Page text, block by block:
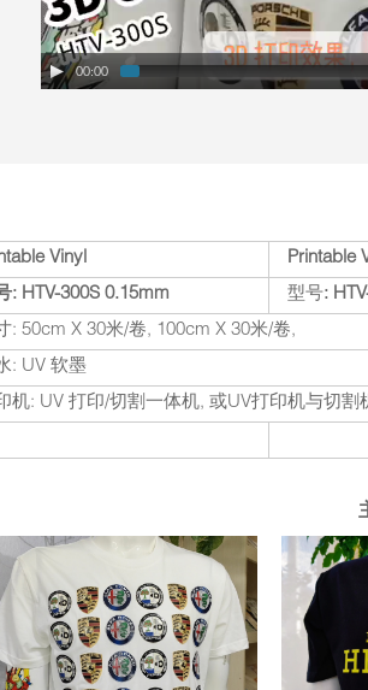
00:00
Vinyl Printable
: HTV-300S 0.15mm
型号:
: 50cm X 30米/卷, 100cm X 30米/卷,
: UV 软墨
机: UV 打印/切割一体机, 或UV打印机与切割